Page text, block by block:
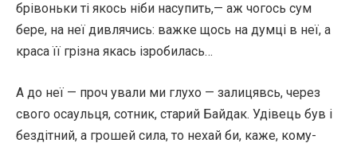
брівоньки ті якось ніби насупить,— аж чогось сум
бере, на неї дивлячись: важке щось на думці в неї, а
краса її грізна якась ізробилась…
А до неї — проч ували ми глухо — залицявсь, через
свого осаульця, сотник, старий Байдак. Удівець був і
бездітний, а грошей сила, то нехай би, каже, кому-